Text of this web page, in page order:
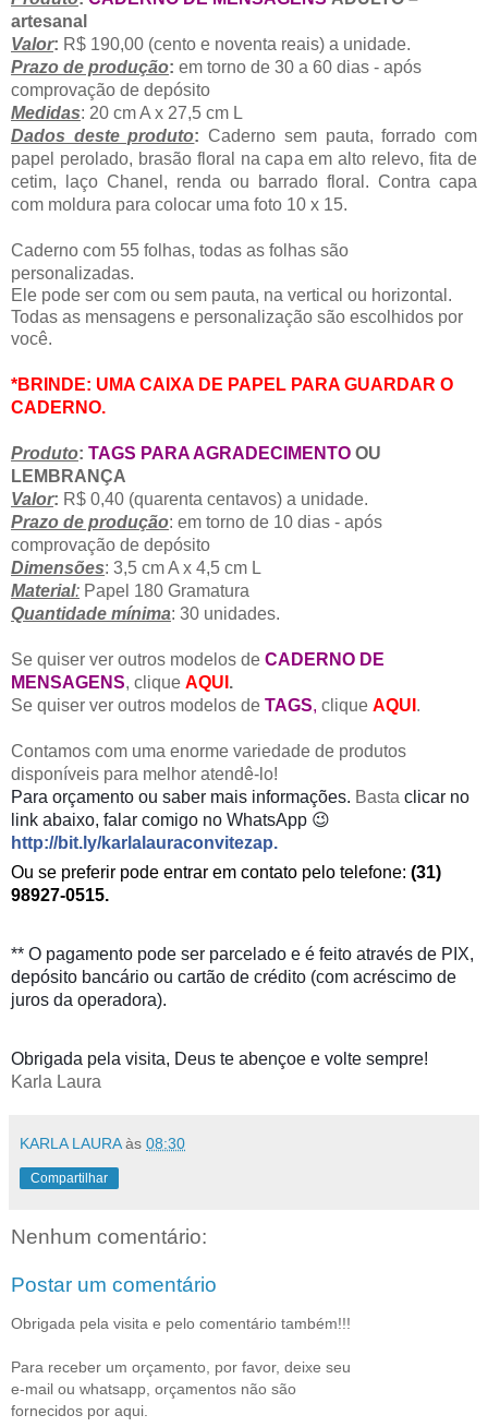
artesanal
Valor: R$ 190,00 (cento e noventa reais) a unidade.
Prazo de produção: em torno de 30 a 60 dias - após
comprovação de depósito
Medidas: 20 cm A x 27,5 cm L
Dados deste produto: Caderno sem pauta, forrado com
papel perolado, brasão floral na capa em alto relevo, fita de
cetim, laço Chanel, renda ou barrado floral. Contra capa
com moldura para colocar uma foto 10 x 15.
Caderno com 55 folhas, todas as folhas são
personalizadas.
Ele pode ser com ou sem pauta, na vertical ou horizontal.
Todas as mensagens e personalização são escolhidos por
você.
*BRINDE: UMA CAIXA DE PAPEL PARA GUARDAR O
CADERNO.
Produto: TAGS PARA AGRADECIMENTO OU
LEMBRANÇA
Valor: R$ 0,40 (quarenta centavos) a unidade.
Prazo de produção: em torno de 10 dias - após
comprovação de depósito
Dimensões: 3,5 cm A x 4,5 cm L
Material: Papel 180 Gramatura
Quantidade mínima: 30 unidades.
Se quiser ver outros modelos de CADERNO DE
MENSAGENS, clique AQUI .
Se quiser ver outros modelos de TAGS, clique AQUI .
Contamos com uma enorme variedade de produtos
disponíveis para melhor atendê-lo!
Para orçamento ou saber mais informações. Basta clicar no
link abaixo, falar comigo no WhatsApp 😉
http://bit.ly/karlalauraconvitezap.
Ou se preferir pode entrar em contato pelo telefone: (31)
98927-0515.
** O pagamento pode ser parcelado e é feito através de PIX,
depósito bancário ou cartão de crédito (com acréscimo de
juros da operadora).
Obrigada pela visita, Deus te abençoe e volte sempre!
Karla Laura
KARLA LAURA às 08:30
Compartilhar
Nenhum comentário:
Postar um comentário
Obrigada pela visita e pelo comentário também!!!
Para receber um orçamento, por favor, deixe seu
e-mail ou whatsapp, orçamentos não são
fornecidos por aqui.